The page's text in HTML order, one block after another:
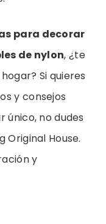
para decorar
de nylon, ¿te
Si quieres
y consejos
único, no dudes
Original House.
y